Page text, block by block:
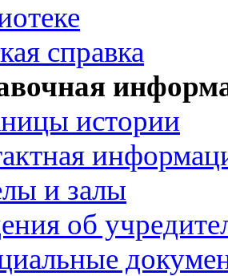
справка
истории
и залы
об